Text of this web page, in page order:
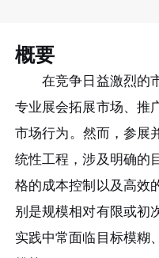
概要
在竞争日益激烈的市
专业展会拓展市场、推
市场行为。然而，参展
统性工程，涉及明确的
格的成本控制以及高效
别是规模相对有限或初
实践中常面临目标模糊